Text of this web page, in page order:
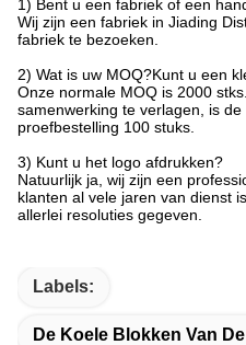
1) Bent u een fabriek of een
Wij zijn een fabriek in Jiading
fabriek te bezoeken.
2) Wat is uw MOQ?Kunt u een
Onze normale MOQ is 2000
samenwerking te verlagen, is
proefbestelling 100 stuks.
3) Kunt u het logo afdrukken?
Natuurlijk ja, wij zijn een
klanten al vele jaren van dienst
allerlei resoluties gegeven.
Labels:
De Koele Blokken Van